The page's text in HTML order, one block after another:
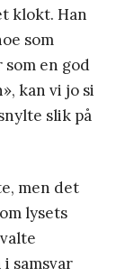
klokt. Han
som
en god
kan vi jo si
slik på
men det
lysets
samsvar